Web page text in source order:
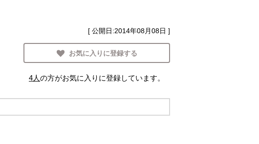
[ 公開日:2014年08月08日 ]
お気に入りに登録する
4人の方がお気に入りに登録しています。